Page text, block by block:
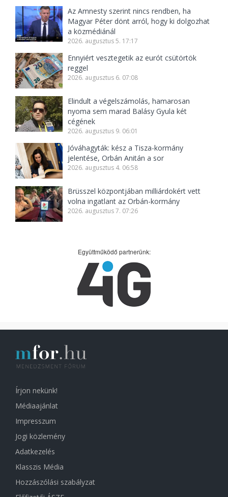
Az Amnesty szerint nincs rendben, ha
Magyar Péter dönt arról, hogy ki dolgozhat
a közmédiánál
2026. augusztus 5. 17:17
Ennyiért vesztegetik az eurót csütörtök
reggel
2026. augusztus 6. 07:08
Elindult a végelszámolás, hamarosan
nyoma sem marad Balásy Gyula két
cégének
2026. augusztus 9. 06:01
Jóváhagyták: kész a Tisza-kormány
jelentése, Orbán Anitán a sor
2026. augusztus 4. 06:58
Brüsszel központjában milliárdokért vett
volna ingatlant az Orbán-kormány
2026. augusztus 7. 07:26
Együttműködő partnerünk:
Írjon nekünk!
Médiaajánlat
Impresszum
Jogi közlemény
Adatkezelés
Klasszis Média
Hozzászólási szabályzat